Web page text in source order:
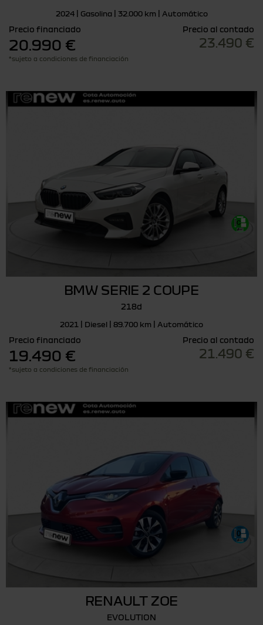
2024 | Gasolina | 32.000 km | Automático
Precio financiado
20.990 €
*sujeto a condiciones de financiación
Precio al contado
23.490 €
BMW SERIE 2 COUPE
218d
2021 | Diesel | 89.700 km | Automático
Precio financiado
19.490 €
*sujeto a condiciones de financiación
Precio al contado
21.490 €
RENAULT ZOE
EVOLUTION